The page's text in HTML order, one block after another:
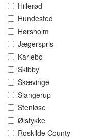
Hillerød
Hundested
Hørsholm
Jægerspris
Karlebo
Skibby
Skævinge
Slangerup
Stenløse
Ølstykke
Roskilde County